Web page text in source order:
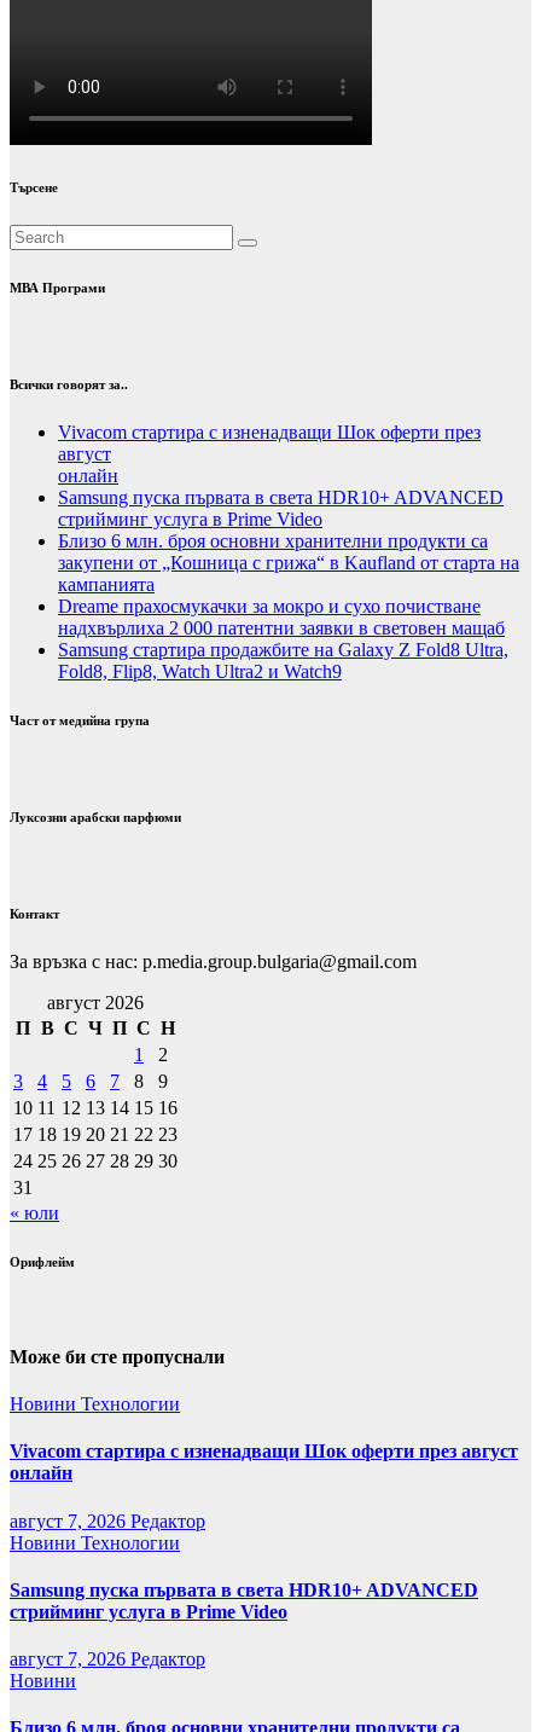
Търсене
МВА Програми
Всички говорят за..
Vivacom стартира с изненадващи Шок оферти през
август
онлайн
Samsung пуска първата в света HDR10+ ADVANCED
стрийминг услуга в Prime Video
Близо 6 млн. броя основни хранителни продукти са
закупени от „Кошница с грижа“ в Kaufland от старта на
кампанията
Dreame прахосмукачки за мокро и сухо почистване
надхвърлиха 2 000 патентни заявки в световен мащаб
Samsung стартира продажбите на Galaxy Z Fold8 Ultra,
Fold8, Flip8, Watch Ultra2 и Watch9
Част от медийна група
Луксозни арабски парфюми
Контакт
За връзка с нас: p.media.group.bulgaria@gmail.com
август 2026
П В С Ч П С Н
1
2
3
4 5 6 7 8
9
10 11 12 13 14 15 16
17 18 19 20 21 22 23
24 25 26 27 28 29 30
31
« юли
Орифлейм
Може би сте пропуснали
Новини Технологии
Vivacom стартира с изненадващи Шок оферти през август
онлайн
август 7, 2026 Редактор
Новини Технологии
Samsung пуска първата в света HDR10+ ADVANCED
стрийминг услуга в Prime Video
август 7, 2026 Редактор
Новини